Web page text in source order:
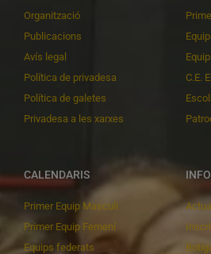
Organització
Publicacions
Avís legal
Política de privadesa
Política de galetes
Privadesa a les xarxes
C.E.
CALENDARIS
Primer Equip Masculí
Primer Equip Femení
Equips federats